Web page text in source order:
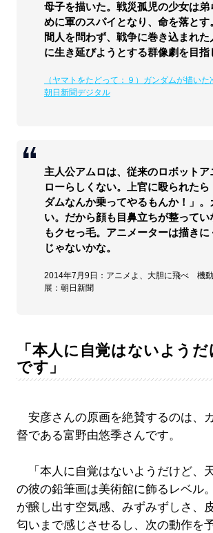
母子を描いた。戦災孤児の少女は弟
めに軍のスパイとなり、命を落とす
間人を問わず、戦争に巻き込まれた
に生き延びようとする群像劇を目指
（ヤマトをたどって：９）ガンダムが描いた
朝日新聞デジタル
主人公アムロは、従来のロボットア
ローらしくない。上官に殴られたら
ダムなんか乗ってやるもんか！」。
い。だから顔も目鼻立ちが整ってい
もクセっ毛。アニメーターは描きに
じゃないかな。
2014年7月9日：アニメよ、大胆に飛べ 機
展：朝日新聞
「本人に自覚はないよう
です」
安彦さんの原画を絶賛するのは、
督である富野由悠季さんです。
「本人に自覚はないようだけど、
の彼の鉛筆画は美術館に飾るレベル
が醸し出す空気感、みずみずしさ、
匂いまで感じさせるし、次の動作を